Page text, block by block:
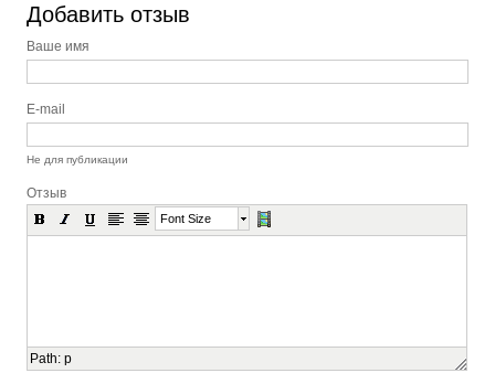
Добавить отзыв
Ваше имя
E-mail
Не для публикации
Отзыв
Font Size
Path:p